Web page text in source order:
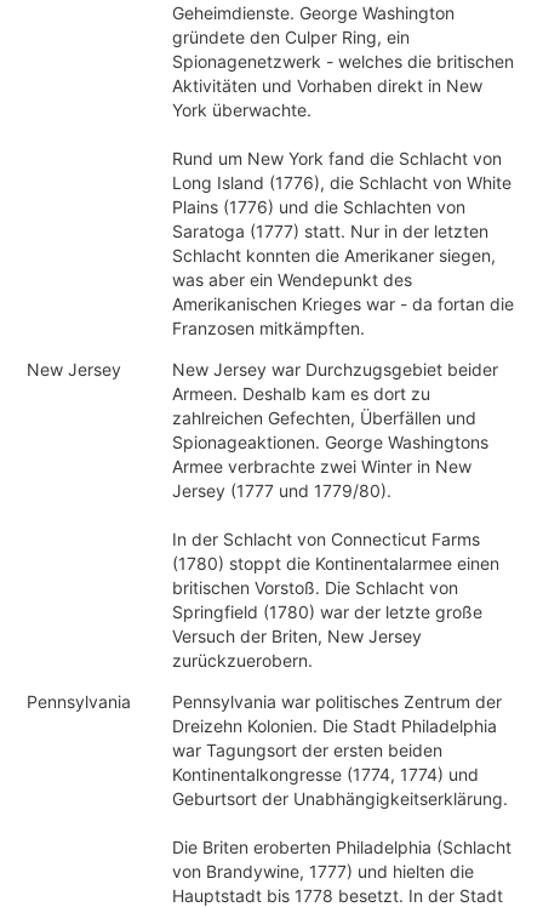
Geheimdienste. George Washington
gründete den Culper Ring, ein
Spionagenetzwerk - welches die britischen
Aktivitäten und Vorhaben direkt in New
York überwachte.
Rund um New York fand die Schlacht von
Long Island (1776), die Schlacht von White
Plains (1776) und die Schlachten von
Saratoga (1777) statt. Nur in der letzten
Schlacht konnten die Amerikaner siegen,
was aber ein Wendepunkt des
Amerikanischen Krieges war - da fortan die
Franzosen mitkämpften.
New Jersey
New Jersey war Durchzugsgebiet beider
Armeen. Deshalb kam es dort zu
zahlreichen Gefechten, Überfällen und
Spionageaktionen. George Washingtons
Armee verbrachte zwei Winter in New
Jersey (1777 und 1779/80).
In der Schlacht von Connecticut Farms
(1780) stoppt die Kontinentalarmee einen
britischen Vorstoß. Die Schlacht von
Springfield (1780) war der letzte große
Versuch der Briten, New Jersey
zurückzuerobern.
Pennsylvania
Pennsylvania war politisches Zentrum der
Dreizehn Kolonien. Die Stadt Philadelphia
war Tagungsort der ersten beiden
Kontinentalkongresse (1774, 1774) und
Geburtsort der Unabhängigkeitserklärung.
Die Briten eroberten Philadelphia (Schlacht
von Brandywine, 1777) und hielten die
Hauptstadt bis 1778 besetzt. In der Stadt